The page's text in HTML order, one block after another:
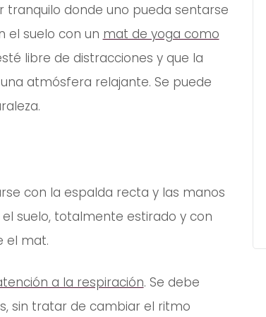
tranquilo donde uno pueda sentarse
el suelo con un mat de yoga como
libre de distracciones y que la
atmósfera relajante. Se puede
con la espalda recta y las manos
suelo, totalmente estirado y con
el mat.
a la respiración. Se debe
sin tratar de cambiar el ritmo